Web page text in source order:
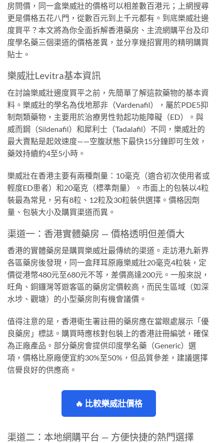
房問價，同一盒樂威壯的價格可以相差數百港元；上網搜尋
更是價格五花八門，從數百元到上千元都有。到底樂威壯邊
度買平？本文將為你全面拆解香港藥房、主流網購平台及印
度學名藥三個渠道的價格差異，並分享幾招實用的精明購買
貼士。
樂威壯Levitra基本資訊
在討論樂威壯邊度買平之前，先簡單了解這款藥物的基本資
料。樂威壯的學名為伐地那非（Vardenafil），屬於PDE5抑
制劑類藥物，主要用於治療男性勃起功能障礙（ED）。與
威而鋼（Sildenafil）和犀利士（Tadalafil）不同，樂威壯的
最大賣點是起效速度——空腹狀態下最快15分鐘即可生效，
藥效持續約4至5小時。
樂威壯在香港主要有兩種劑量：10毫克（適合初次使用者或
輕度ED患者）和20毫克（標準劑量）。市面上的包裝以4粒
裝最為常見，另有8粒、12粒及30粒裝供選擇。價格因劑
量、包裝大小及購買渠道而異。
渠道一：香港實體藥房 — 價格透明但差價大
香港的實體藥房是購買樂威壯最傳統的渠道。走訪港九新界
各區藥房後發現，同一盒拜耳原廠樂威壯20毫克4粒裝，定
價從港幣480元至680元不等，差價高達200元。一般來說，
旺角、銅鑼灣等遊客區的藥房定價較高，而民生區域（如深
水埗、觀塘）的小型藥房則有機會議價。
值得注意的是，香港衛生署註冊的藥房應在當眼處展示「優
良藥房」標誌。購買時應核對包裝上的香港註冊編號，確保
為正廠產品。部分藥房會提供印度學名藥（Generic）選
項，價格比原廠便宜約30%至50%，但品質參差，建議選擇
信譽良好的供應商。
🔥 比較樂威壯價格
渠道二：本地網購平台 — 方便快捷的熱門選擇